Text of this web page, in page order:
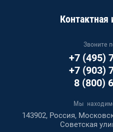
Звоните
+7 (495)
+7 (903)
8 (800)
Мы
143902, Россия,
Советская